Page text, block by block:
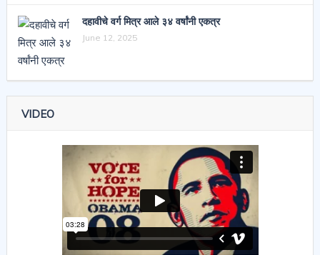
दहावीचे वर्ग मित्र आले ३४ वर्षांनी एकत्र
June 12, 2025
VIDEO